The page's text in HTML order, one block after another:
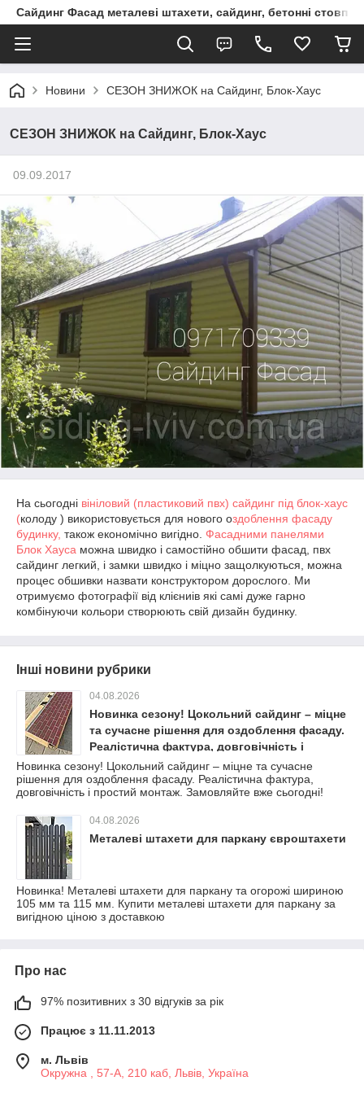
Сайдинг Фасад металеві штахети, сайдинг, бетонні
Новини СЕЗОН ЗНИЖОК на Сайдинг, Блок-Хаус
СЕЗОН ЗНИЖОК на Сайдинг, Блок-Хаус
09.09.2017
На сьогодні вініловий (пластиковий пвх) сайдинг під блок-хаус
(колоду ) використовується для нового оздоблення фасаду
будинку, також економічно вигідно. Фасадними панелями
Блок Хауса можна швидко і самостійно обшити фасад, пвх
сайдинг легкий, і замки швидко і міцно защолкуються, можна
процес обшивки назвати конструктором дорослого. Ми
отримуємо фотографії від клієниів які самі дуже гарно
комбінуючи кольори створюють свій дизайн будинку.
Інші новини рубрики
04.08.2026
Новинка сезону! Цокольний сайдинг – міцне
та сучасне рішення для оздоблення фасаду.
Реалістична фактура, довговічність і
простий монтаж. Замовляйте вже сьогодні!
Новинка сезону! Цокольний сайдинг – міцне та сучасне
рішення для оздоблення фасаду. Реалістична фактура,
довговічність і простий монтаж. Замовляйте вже сьогодні!
04.08.2026
Металеві штахети для паркану євроштахети
Новинка! Металеві штахети для паркану та огорожі шириною
105 мм та 115 мм. Купити металеві штахети для паркану за
вигідною ціною з доставкою
Про нас
97% позитивних з 30 відгуків за рік
Працює з 11.11.2013
м. Львів
Окружна , 57-А, 210 каб, Львів, Україна